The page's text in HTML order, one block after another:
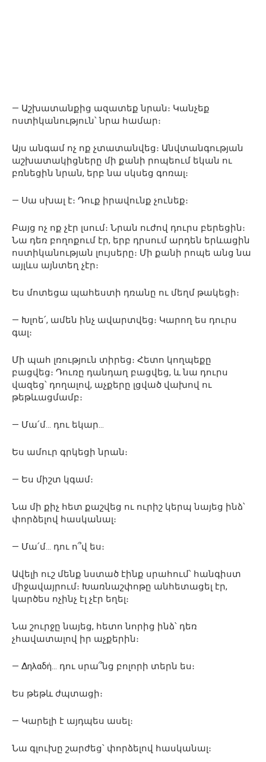
— Աշխատանքից ազատեք նրան։ Կանչեք
ոստիկանություն՝ նրա համար։
Այս անգամ ոչ ոք չտատանվեց։ Անվտանգության
աշխատակիցները մի քանի րոպեում եկան ու
բռնեցին նրան, երբ նա սկսեց գոռալ։
— Սա սխալ է։ Դուք իրավունք չունեք։
Բայց ոչ ոք չէր լսում։ Նրան ուժով դուրս բերեցին։
Նա դեռ բողոքում էր, երբ դրսում արդեն երևացին
ոստիկանության լույսերը։ Մի քանի րոպե անց նա
այլևս այնտեղ չէր։
Ես մոտեցա պահեստի դռանը ու մեղմ թակեցի։
— Խլոե՛, ամեն ինչ ավարտվեց։ Կարող ես դուրս
գալ։
Մի պահ լռություն տիրեց։ Հետո կողպեքը
բացվեց։ Դուռը դանդաղ բացվեց, և նա դուրս
վազեց՝ դողալով, աչքերը լցված վախով ու
թեթևացմամբ։
— Մա՛մ… դու եկար…
Ես ամուր գրկեցի նրան։
— Ես միշտ կգամ։
Նա մի քիչ հետ քաշվեց ու ուրիշ կերպ նայեց ինձ՝
փորձելով հասկանալ։
— Մա՛մ… դու ո՞վ ես։
Ավելի ուշ մենք նստած էինք սրահում՝ հանգիստ
միջավայրում։ Խառնաշփոթը անհետացել էր,
կարծես ոչինչ էլ չէր եղել։
Նա շուրջը նայեց, հետո նորից ինձ՝ դեռ
չհավատալով իր աչքերին։
— Δηλαδή… դու սրա՞նց բոլորի տերն ես։
Ես թեթև ժպտացի։
— Կարելի է այդպես ասել։
Նա գլուխը շարժեց՝ փորձելով հասկանալ։